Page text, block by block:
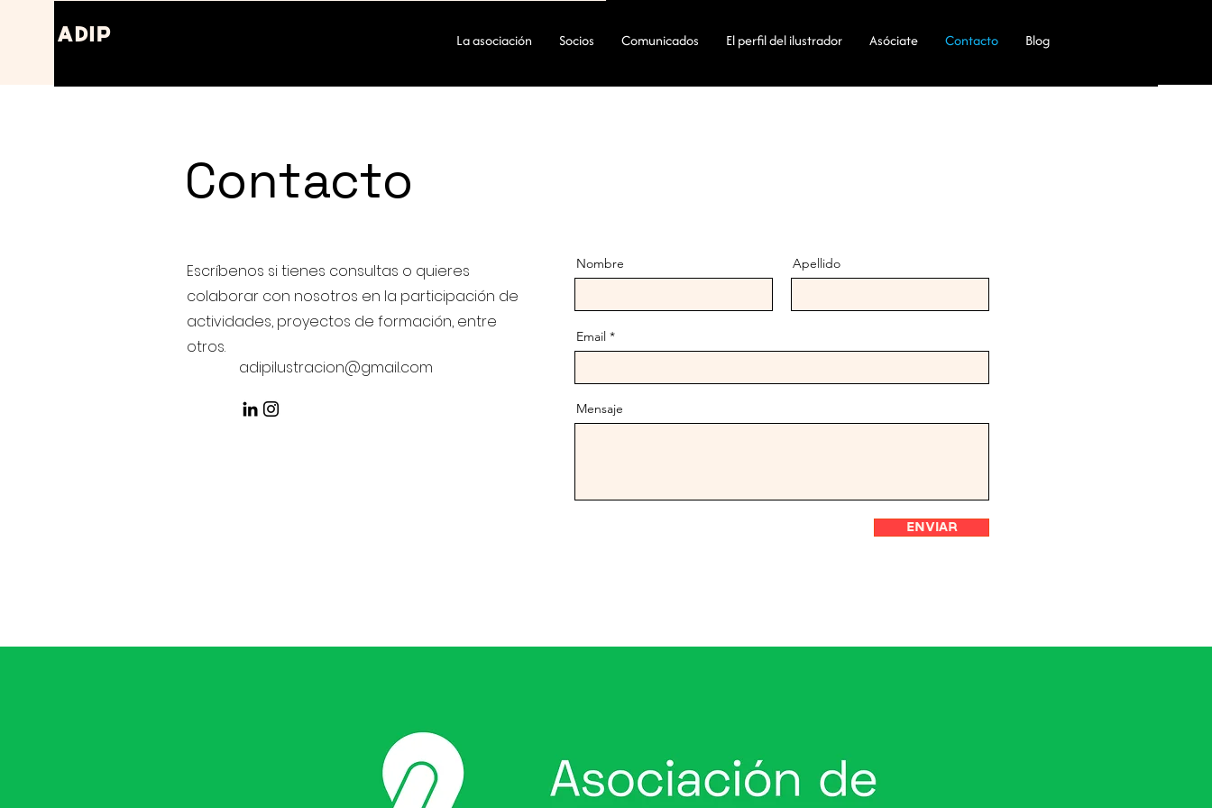
ADIP La asociación Socios Comunicados El perfil del ilustrador Asóciate Contacto Blog
Contacto
Escríbenos si tienes consultas o quieres
colaborar con nosotros en la participación de
actividades, proyectos de formación, entre
otros.
adipilustracion@gmail.com
Nombre Apellido
Email
Mensaje
Enviar